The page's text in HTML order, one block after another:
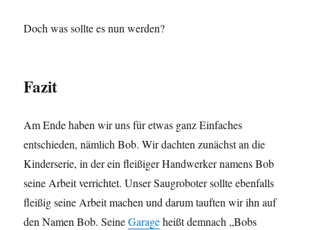
Doch was sollte es nun werden?
Fazit
Am Ende haben wir uns für etwas ganz Einfaches
entschieden, nämlich Bob. Wir dachten zunächst an die
Kinderserie, in der ein fleißiger Handwerker namens Bob
seine Arbeit verrichtet. Unser Saugroboter sollte ebenfalls
fleißig seine Arbeit machen und darum tauften wir ihn auf
den Namen Bob. SeineGarageheißt demnach „Bobs